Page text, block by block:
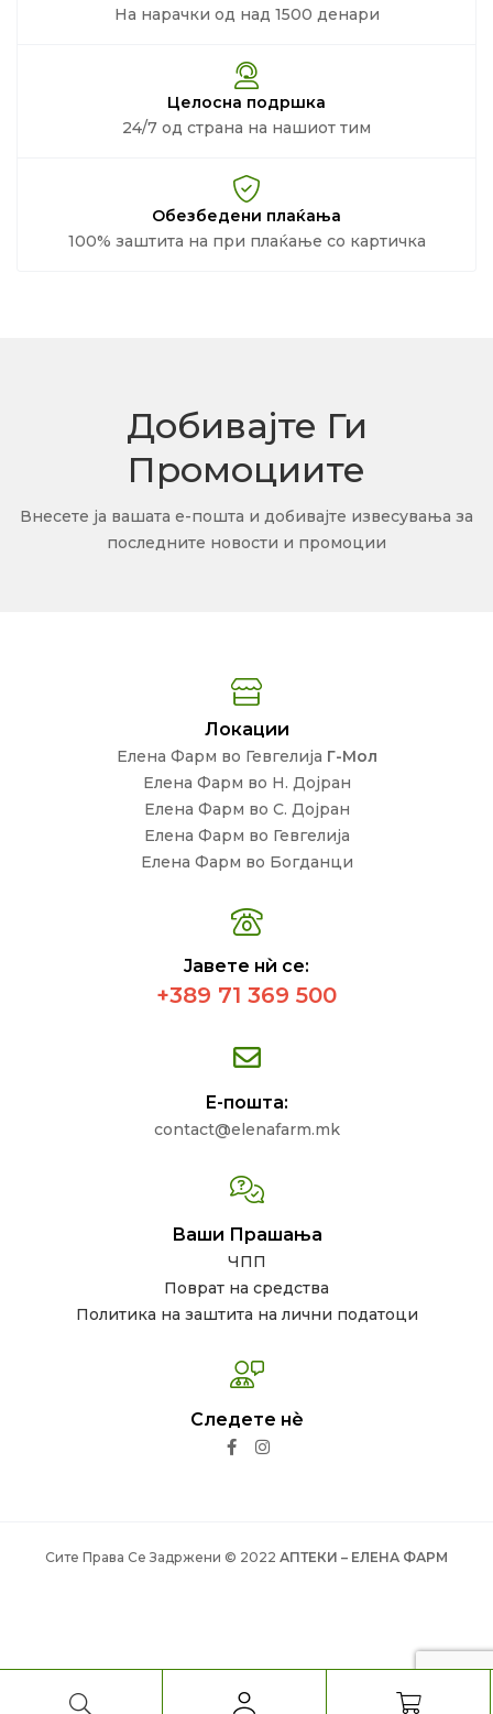
На нарачки од над 1500 денари
Целосна подршка
24/7 од страна на нашиот тим
Обезбедени плаќања
100% заштита на при плаќање со картичка
Добивајте Ги
Промоциите
Внесете ја вашата е-пошта и добивајте извесувања за
последните новости и промоции
Локации
Елена Фарм во Гевгелија Г-Мол
Елена Фарм во Н. Дојран
Елена Фарм во С. Дојран
Елена Фарм во Гевгелија
Елена Фарм во Богданци
Јавете нѝ се:
+389 71 369 500
Е-пошта:
contact@elenafarm.mk
Ваши Прашања
ЧПП
Поврат на средства
Политика на заштита на лични податоци
Следете нѐ
Сите Права Се Задржени © 2022 АПТЕКИ – ЕЛЕНА ФАРМ